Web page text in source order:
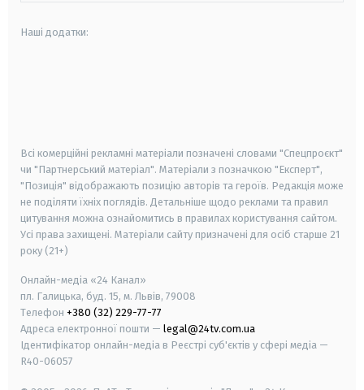
Наші додатки:
Всі комерційні рекламні матеріали позначені словами "Спецпроєкт"
чи "Партнерський матеріал". Матеріали з позначкою "Експерт",
"Позиція" відображають позицію авторів та героїв. Редакція може
не поділяти їхніх поглядів. Детальніше щодо реклами та правил
цитування можна ознайомитись в правилах користування сайтом.
Усі права захищені. Матеріали сайту призначені для осіб старше 21
року (21+)
Онлайн-медіа «24 Канал»
пл. Галицька, буд. 15, м. Львів, 79008
Телефон +380 (32) 229-77-77
Адреса електронної пошти — legal@24tv.com.ua
Ідентифікатор онлайн-медіа в Реєстрі суб'єктів у сфері медіа —
R40-06057